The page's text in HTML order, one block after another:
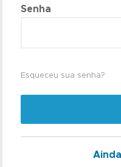
Senha
Esqueceu sua senha?